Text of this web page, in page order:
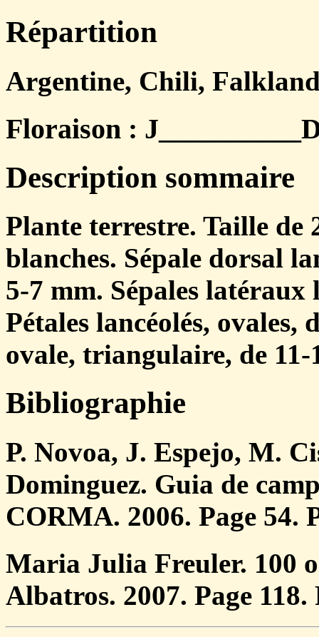
Répartition
Argentine, Chili,
Floraison :
Description sommaire
Plante terrestre. Taille de
blanches. Sépale dorsal
5-7 mm. Sépales latéraux
Pétales lancéolés, ovales,
ovale, triangulaire, de 11-
Bibliographie
P. Novoa, J. Espejo, M.
Dominguez. Guia de
CORMA. 2006. Page 54.
Maria Julia Freuler. 100
Albatros. 2007. Page 118.